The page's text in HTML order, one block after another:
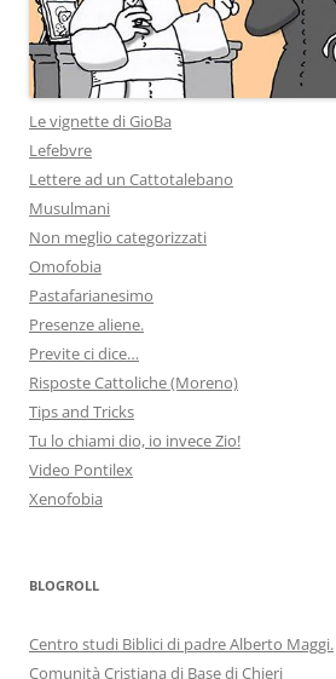
Le vignette di GioBa
Lefebvre
Lettere ad un Cattotalebano
Musulmani
Non meglio categorizzati
Omofobia
Pastafarianesimo
Presenze aliene.
Previte ci dice…
Risposte Cattoliche (Moreno)
Tips and Tricks
Tu lo chiami dio, io invece Zio!
Video Pontilex
Xenofobia
BLOGROLL
Centro studi Biblici di padre Alberto Maggi.
Comunità Cristiana di Base di Chieri